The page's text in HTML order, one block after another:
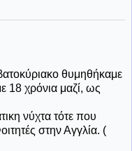
θυμηθήκαμε
18 χρόνια μαζί, ως
νύχτα τότε που
στην Αγγλία. (